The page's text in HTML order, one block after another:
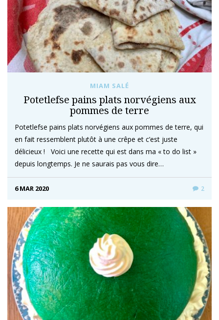
MIAM SALÉ
Potetlefse pains plats norvégiens aux
pommes de terre
Potetlefse pains plats norvégiens aux pommes de terre, qui
en fait ressemblent plutôt à une crêpe et c’est juste
délicieux ! Voici une recette qui est dans ma « to do list »
depuis longtemps. Je ne saurais pas vous dire…
6 MAR 2020 2